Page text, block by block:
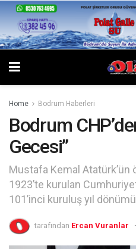
Home Bodrum Haberleri
Bodrum
Gecesi”
Mustafa Kemal Atatürk’ün
1923’te kurulan
101’inci kuruluş yıl
tarafından Ercan Vuranlar